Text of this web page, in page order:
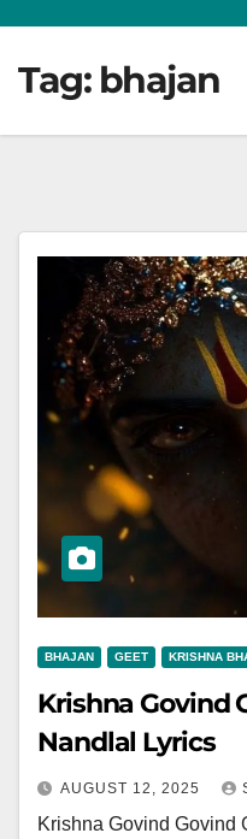
Tag: bhajan
BHAJAN GEET KRISHNA
Krishna Govind
Nandlal Lyrics
AUGUST 12, 2025
Krishna Govind Govind